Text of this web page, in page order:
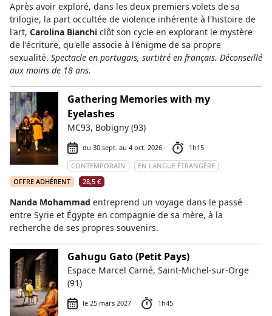
Après avoir exploré, dans les deux premiers volets de sa
trilogie, la part occultée de violence inhérente à l'histoire de
l'art, Carolina Bianchi clôt son cycle en explorant le mystère
de l'écriture, qu'elle associe à l'énigme de sa propre
sexualité. Spectacle en portugais, surtitré en français. Déconseillé
aux moins de 18 ans.
Gathering Memories with my
Eyelashes
MC93, Bobigny (93)
du 30 sept. au 4 oct. 2026
1h15
CONTEMPORAIN
EN LANGUE ÉTRANGÈRE
OFFRE ADHÉRENT
28,5 €
Nanda Mohammad entreprend un voyage dans le passé
entre Syrie et Égypte en compagnie de sa mère, à la
recherche de ses propres souvenirs.
Gahugu Gato (Petit Pays)
Espace Marcel Carné, Saint-Michel-sur-Orge
(91)
le 25 mars 2027
1h45